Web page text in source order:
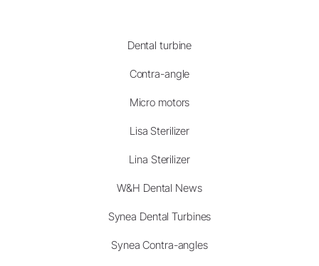
Dental turbine
Contra-angle
Micro motors
Lisa Sterilizer
Lina Sterilizer
W&H Dental News
Synea Dental Turbines
Synea Contra-angles